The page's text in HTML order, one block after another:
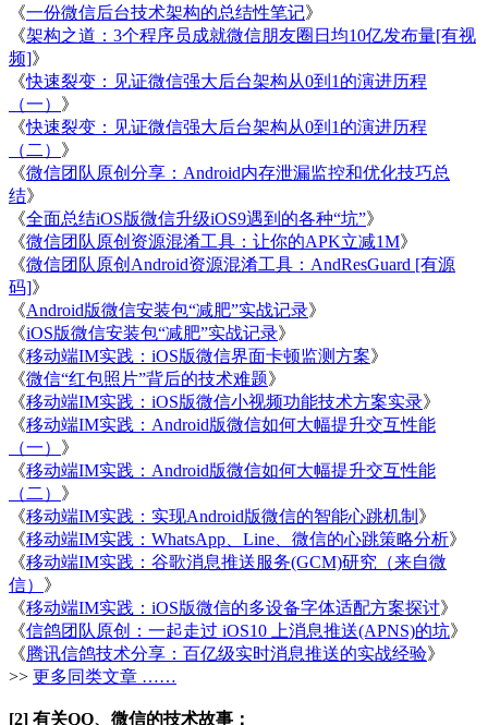
《一份微信后台技术架构的总结性笔记》
《架构之道：3个程序员成就微信朋友圈日均10亿发布量[有视
频]》
《快速裂变：见证微信强大后台架构从0到1的演进历程
（一） 》
《快速裂变：见证微信强大后台架构从0到1的演进历程
（二） 》
《微信团队原创分享：Android内存泄漏监控和优化技巧总
结》
《全面总结iOS版微信升级iOS9遇到的各种“坑”》
《微信团队原创资源混淆工具：让你的APK立减1M》
《微信团队原创Android资源混淆工具：AndResGuard [有源
码]》
《Android版微信安装包“减肥”实战记录》
《iOS版微信安装包“减肥”实战记录》
《移动端IM实践：iOS版微信界面卡顿监测方案》
《微信“红包照片”背后的技术难题》
《移动端IM实践：iOS版微信小视频功能技术方案实录》
《移动端IM实践：Android版微信如何大幅提升交互性能
（一） 》
《移动端IM实践：Android版微信如何大幅提升交互性能
（二） 》
《移动端IM实践：实现Android版微信的智能心跳机制 》
《移动端IM实践：WhatsApp、Line、微信的心跳策略分析》
《移动端IM实践：谷歌消息推送服务(GCM)研究（来自微
信） 》
《移动端IM实践：iOS版微信的多设备字体适配方案探讨》
《信鸽团队原创：一起走过 iOS10 上消息推送(APNS)的坑》
《腾讯信鸽技术分享：百亿级实时消息推送的实战经验》
>> 更多同类文章 ……
[2] 有关QQ、微信的技术故事：